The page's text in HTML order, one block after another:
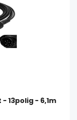
13polig - 6,1m